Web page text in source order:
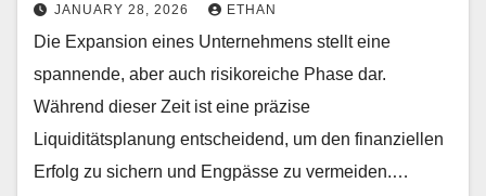
JANUARY 28, 2026 ETHAN
Die Expansion eines Unternehmens stellt eine
spannende, aber auch risikoreiche Phase dar.
Während dieser Zeit ist eine präzise
Liquiditätsplanung entscheidend, um den finanziellen
Erfolg zu sichern und Engpässe zu vermeiden.…